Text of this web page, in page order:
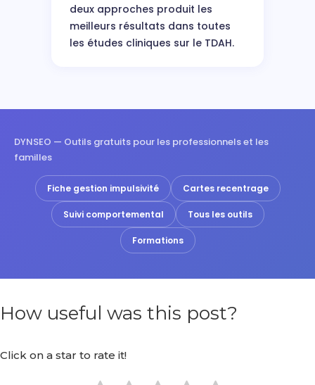
deux approches produit les
meilleurs résultats dans toutes
les études cliniques sur le TDAH.
DYNSEO — Outils gratuits pour les professionnels et les
familles
Fiche gestion impulsivité Cartes recentrage
Suivi comportemental Tous les outils
Formations
How useful was this post?
Click on a star to rate it!